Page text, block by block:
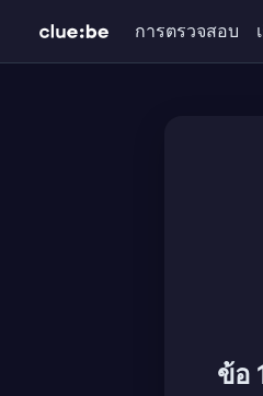
การตรวจสอบ
ข้อ